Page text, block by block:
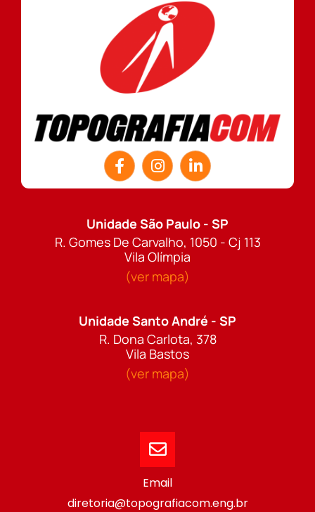
Unidade São Paulo - SP
R. Gomes De Carvalho, 1050 - Cj 113
Vila Olímpia
(ver mapa)
Unidade Santo André - SP
R. Dona Carlota, 378
Vila Bastos
(ver mapa)
Email
diretoria@topografiacom.eng.br